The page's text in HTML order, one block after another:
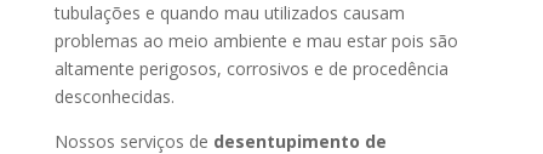
tubulações e quando mau utilizados causam
problemas ao meio ambiente e mau estar pois são
altamente perigosos, corrosivos e de procedência
desconhecidas.
Nossos serviços de desentupimento de